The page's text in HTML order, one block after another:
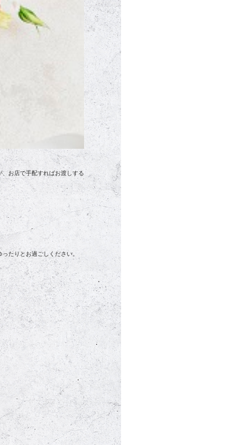
お店で手配すればお渡しする
たりとお過ごしください。